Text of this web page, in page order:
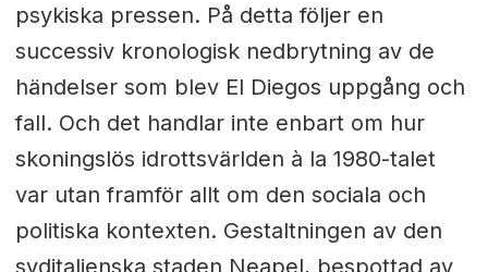
psykiska pressen. På detta följer en
successiv kronologisk nedbrytning av de
händelser som blev El Diegos uppgång och
fall. Och det handlar inte enbart om hur
skoningslös idrottsvärlden à la 1980-talet
var utan framför allt om den sociala och
politiska kontexten. Gestaltningen av den
syditalienska staden Neapel, bespottad av